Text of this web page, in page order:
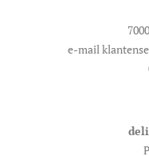
e-mail